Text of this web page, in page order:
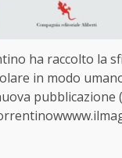
ha raccolto la
in modo
pubblicazione